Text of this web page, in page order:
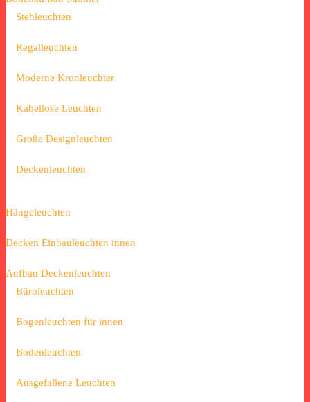
Stehleuchten
Regalleuchten
Moderne Kronleuchter
Kabellose Leuchten
Große Designleuchten
Deckenleuchten
Hängeleuchten
Decken Einbauleuchten innen
Aufbau Deckenleuchten
Büroleuchten
Bogenleuchten für innen
Bodenleuchten
Ausgefallene Leuchten